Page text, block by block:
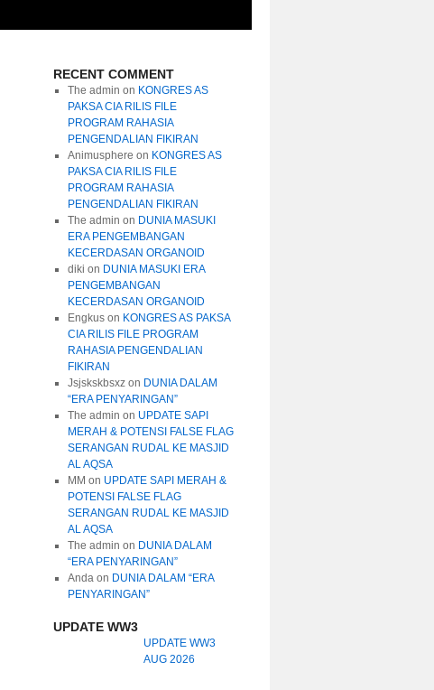
RECENT COMMENT
The admin on KONGRES AS
PAKSA CIA RILIS FILE
PROGRAM RAHASIA
PENGENDALIAN FIKIRAN
Animusphere on KONGRES AS
PAKSA CIA RILIS FILE
PROGRAM RAHASIA
PENGENDALIAN FIKIRAN
The admin on DUNIA MASUKI
ERA PENGEMBANGAN
KECERDASAN ORGANOID
diki on DUNIA MASUKI ERA
PENGEMBANGAN
KECERDASAN ORGANOID
Engkuson KONGRES AS PAKSA
CIA RILIS FILE PROGRAM
RAHASIA PENGENDALIAN
FIKIRAN
Jsjskskbsxzon DUNIA DALAM
“ERA PENYARINGAN”
The admin on UPDATE SAPI
MERAH & POTENSI FALSE FLAG
SERANGAN RUDAL KE MASJID
AL AQSA
MM on UPDATE SAPI MERAH &
POTENSI FALSE FLAG
SERANGAN RUDAL KE MASJID
AL AQSA
The admin on DUNIA DALAM
“ERA PENYARINGAN”
Andaon DUNIA DALAM “ERA
PENYARINGAN”
UPDATE WW3
UPDATE WW3
AUG 2026